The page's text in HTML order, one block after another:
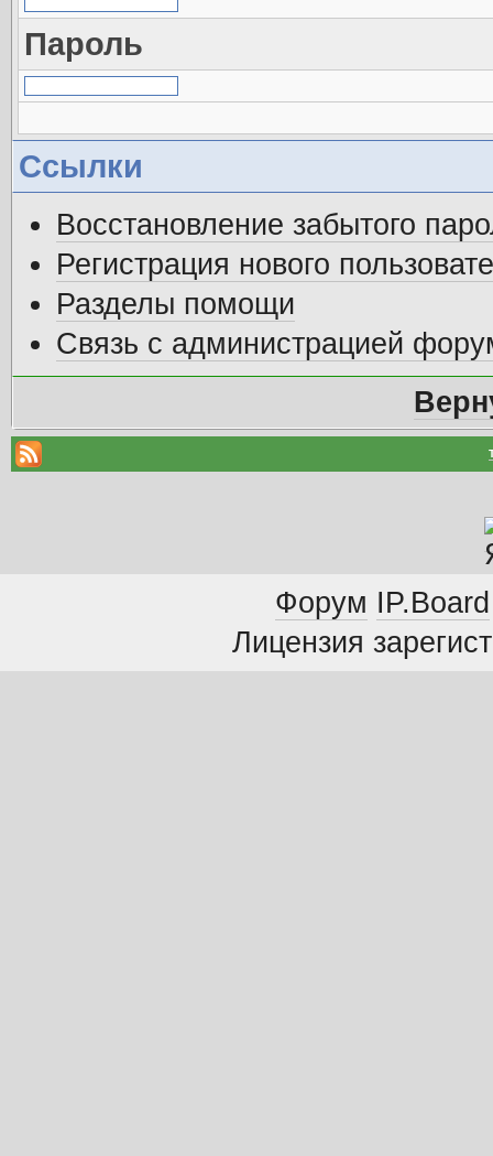
Пароль
Ссылки
Восстановление забытого
Регистрация нового
Разделы помощи
Связь с администрацией
Форум IP.Board
Лицензия